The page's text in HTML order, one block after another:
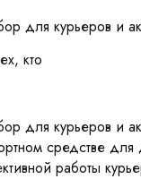
для курьеров и
кто
курьеров и
средстве
работы